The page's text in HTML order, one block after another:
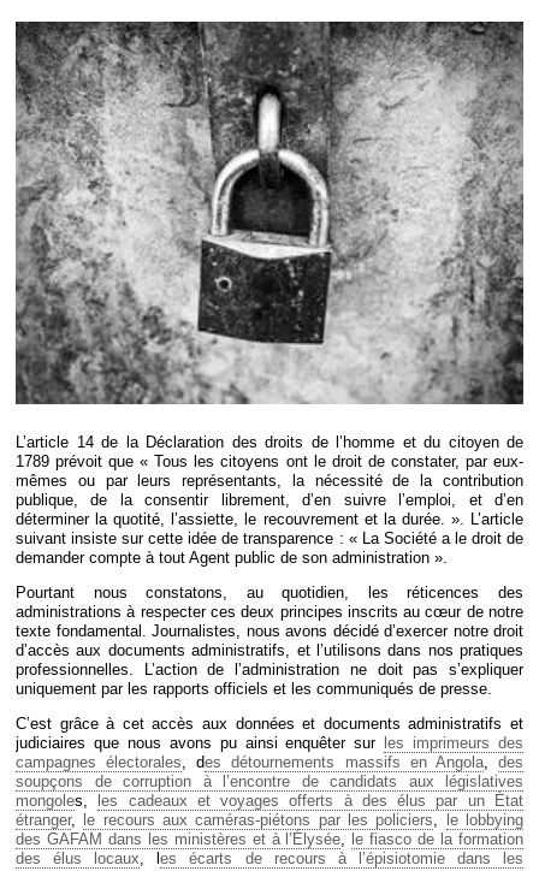
IT
L’article 14 de la Déclaration des droits de l’homme et du citoyen de
1789 prévoit que « Tous les citoyens ont le droit de constater, par eux-
mêmes ou par leurs représentants, la nécessité de la contribution
publique, de la consentir librement, d’en suivre l’emploi, et d’en
déterminer la quotité, l’assiette, le recouvrement et la durée. ». L’article
suivant insiste sur cette idée de transparence : « La Société a le droit de
demander compte à tout Agent public de son administration ».
Pourtant nous constatons, au quotidien, les réticences des
administrations à respecter ces deux principes inscrits au cœur de notre
texte fondamental. Journalistes, nous avons décidé d’exercer notre droit
d’accès aux documents administratifs, et l’utilisons dans nos pratiques
professionnelles. L’action de l’administration ne doit pas s’expliquer
uniquement par les rapports officiels et les communiqués de presse.
C’est grâce à cet accès aux données et documents administratifs et
judiciaires que nous avons pu ainsi enquêter sur les imprimeurs des
campagnes électorales, des détournements massifs en Angola,des
soupçons de corruption à l’encontre de candidats aux législatives
mongoles,
les cadeaux et voyages offerts à des élus par un État
étranger, le recours aux caméras-piétons par les policiers,
le lobbying
des GAFAM dans les ministères et à l’Élysée, le fiasco de la formation
des élus locaux, les écarts de recours à l’épisiotomie dans les